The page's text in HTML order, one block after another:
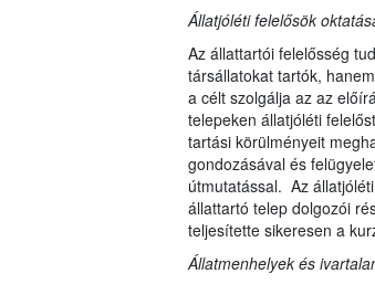
Állatjóléti felelősök
Az állattartói felelősség
társállatokat tartók,
a célt szolgálja az az
telepeken állatjóléti
tartási körülményeit
gondozásával és
útmutatással. Az
állattartó telep dolgozói
teljesítette sikeresen a
Állatmenhelyek és